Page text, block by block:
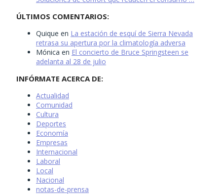
ÚLTIMOS COMENTARIOS:
Quique en La estación de esquí de Sierra Nevada
retrasa su apertura por la climatología adversa
Mónica en El concierto de Bruce Springsteen se
adelanta al 28 de julio
INFÓRMATE ACERCA DE:
Actualidad
Comunidad
Cultura
Deportes
Economía
Empresas
Internacional
Laboral
Local
Nacional
notas-de-prensa